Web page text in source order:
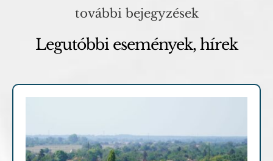
további bejegyzések
Legutóbbi események, hírek